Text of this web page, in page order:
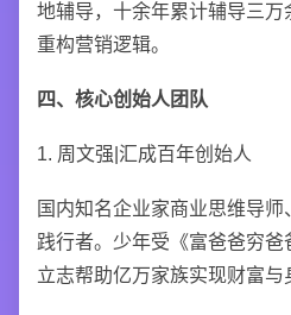
地辅导，十余年累计辅导三万
重构营销逻辑。
四、核心创始人团队
1. 周文强|汇成百年创始人
国内知名企业家商业思维导
践行者。少年受《富爸爸穷爸
立志帮助亿万家族实现财富与